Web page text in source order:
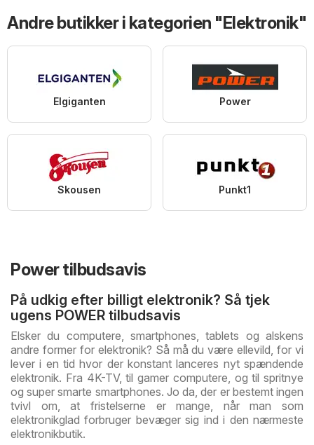
Andre butikker i kategorien "Elektronik"
Elgiganten Power
Skousen Punkt1
Power tilbudsavis
På udkig efter billigt elektronik? Så tjek
ugens POWER tilbudsavis
Elsker du computere, smartphones, tablets og alskens
andre former for elektronik? Så må du være ellevild, for vi
lever i en tid hvor der konstant lanceres nyt spændende
elektronik. Fra 4K-TV, til gamer computere, og til spritnye
og super smarte smartphones. Jo da, der er bestemt ingen
tvivl om, at fristelserne er mange, når man som
elektronikglad forbruger bevæger sig ind i den nærmeste
elektronikbutik.